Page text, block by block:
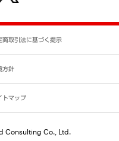
ついて
商取引法に基づく提示
方針
トマップ
Consulting Co., Ltd.